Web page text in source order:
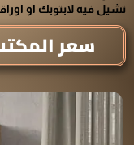
تشيل فيه لابتوبك او
سعر المكتب 1699 ج بدلا من